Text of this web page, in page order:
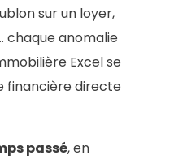
sur un loyer,
chaque anomalie
Excel se
financière directe
passé, en